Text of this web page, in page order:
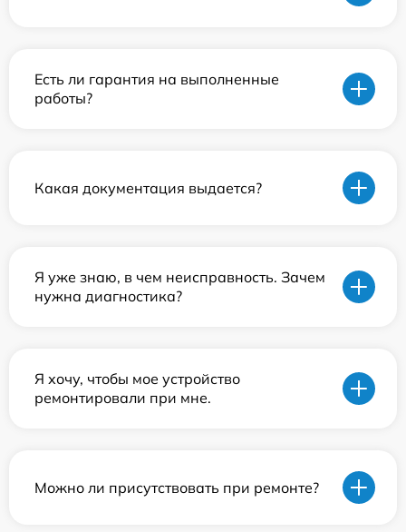
Есть ли гарантия на выполненные
работы?
Какая документация выдается?
Я уже знаю, в чем неисправность. Зачем
нужна диагностика?
Я хочу, чтобы мое устройство
ремонтировали при мне.
Можно ли присутствовать при ремонте?